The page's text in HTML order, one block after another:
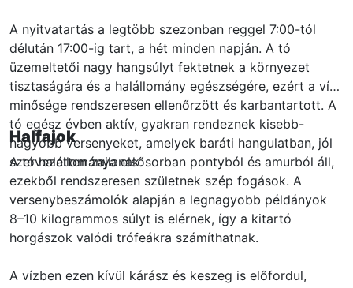
A nyitvatartás a legtöbb szezonban reggel 7:00-tól
délután 17:00-ig tart, a hét minden napján. A tó
üzemeltetői nagy hangsúlyt fektetnek a környezet
tisztaságára és a halállomány egészségére, ezért a víz
minősége rendszeresen ellenőrzött és karbantartott. A
tó egész évben aktív, gyakran rendeznek kisebb-
nagyobb versenyeket, amelyek baráti hangulatban, jól
szervezetten zajlanak.
Halfajok
A tó halállománya elsősorban pontyból és amurból áll,
ezekből rendszeresen születnek szép fogások. A
versenybeszámolók alapján a legnagyobb példányok
8–10 kilogrammos súlyt is elérnek, így a kitartó
horgászok valódi trófeákra számíthatnak.
A vízben ezen kívül kárász és keszeg is előfordul,